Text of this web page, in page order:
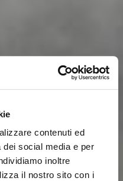
contenuti ed
dei social media e per
inoltre
il nostro sito con i